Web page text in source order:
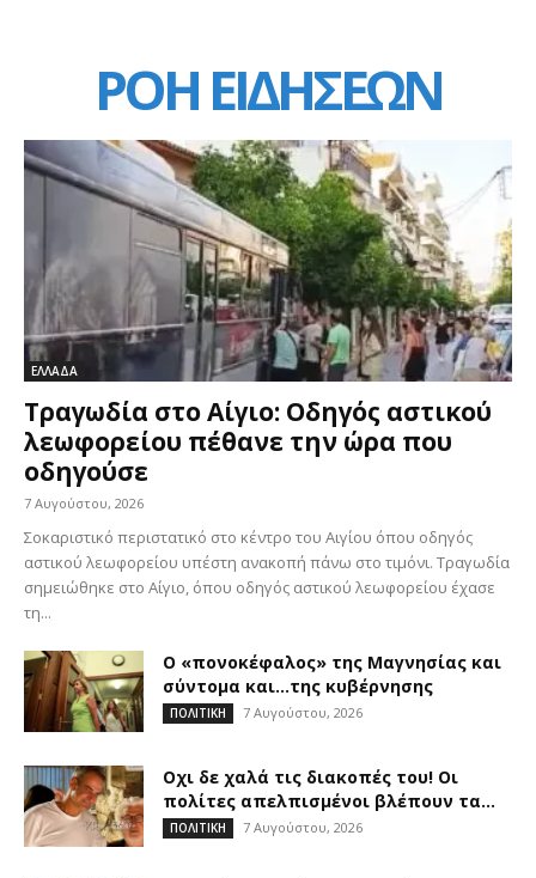
ΡΟΗ ΕΙΔΗΣΕΩΝ
ΕΛΛΑΔΑ
Τραγωδία στο Αίγιο: Οδηγός αστικού
λεωφορείου πέθανε την ώρα που
οδηγούσε
7 Αυγούστου, 2026
Σοκαριστικό περιστατικό στο κέντρο του Αιγίου όπου οδηγός
αστικού λεωφορείου υπέστη ανακοπή πάνω στο τιμόνι. Τραγωδία
σημειώθηκε στο Αίγιο, όπου οδηγός αστικού λεωφορείου έχασε
τη...
Ο «πονοκέφαλος» της Μαγνησίας και
σύντομα και…της κυβέρνησης
ΠΟΛΙΤΙΚΗ 7 Αυγούστου, 2026
Οχι δε χαλά τις διακοπές του! Οι
πολίτες απελπισμένοι βλέπουν τα...
ΠΟΛΙΤΙΚΗ 7 Αυγούστου, 2026